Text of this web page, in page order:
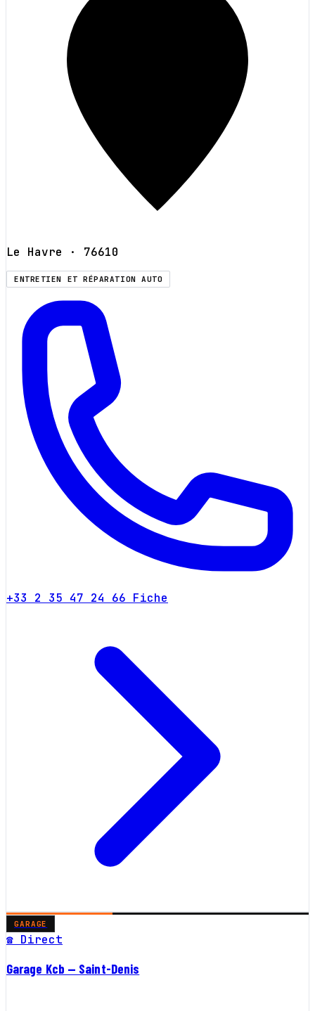
Le Havre · 76610
ENTRETIEN ET RÉPARATION AUTO
+33 2 35 47 24 66 Fiche
GARAGE
☎ Direct
Garage Kcb — Saint-Denis